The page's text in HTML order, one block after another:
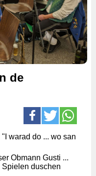
de
warad do ... wo san
Obmann Gusti ...
Spielen duschen